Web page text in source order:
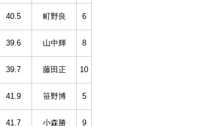
40.5 町野良 6
39.6 山中輝 8
39.7 藤田正 10
41.9 笹野博 5
41.7 小森勝 9